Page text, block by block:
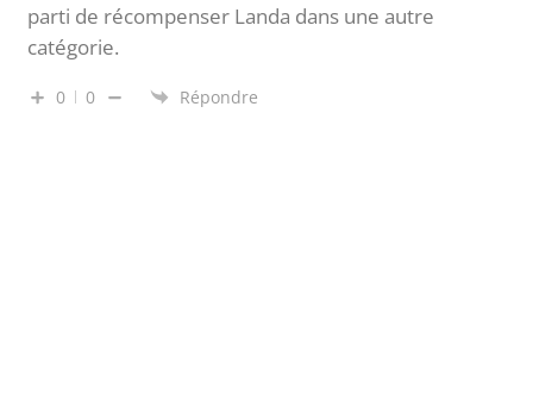
parti de récompenser Landa dans une autre
catégorie.
0 0 Répondre